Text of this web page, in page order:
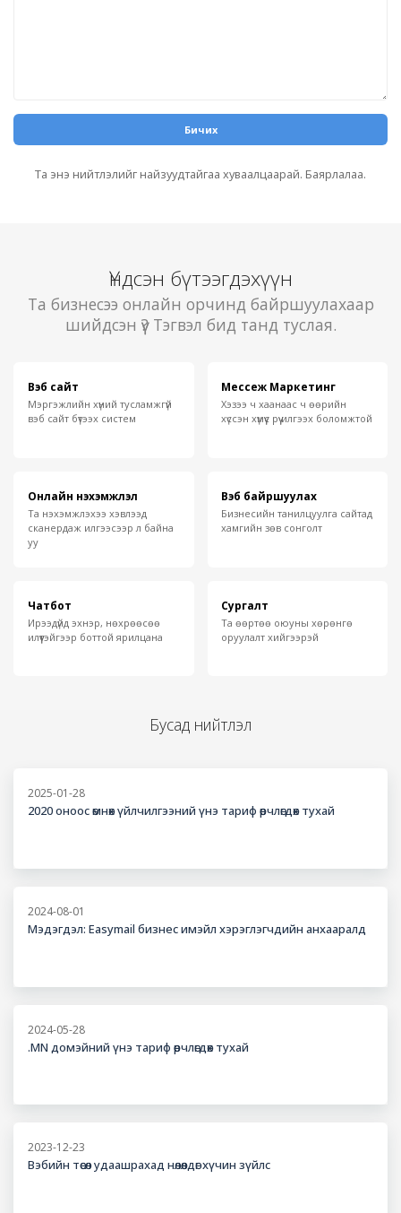
Бичих
Та энэ нийтлэлийг найзуудтайгаа хуваалцаарай. Баярлалаа.
Үндсэн бүтээгдэхүүн
Та бизнесээ онлайн орчинд байршуулахаар
шийдсэн үү? Тэгвэл бид танд туслая.
Вэб сайт
Мэргэжлийн хүний тусламжгүй
вэб сайт бүтээх систем
Мессеж Маркетинг
Хэзээ ч хаанаас ч өөрийн
хүссэн хүмүүс рүү илгээх боломжтой
Онлайн нэхэмжлэл
Та нэхэмжлэхээ хэвлээд
сканердаж илгээсээр л байна
уу
Вэб байршуулах
Бизнесийн танилцуулга сайтад
хамгийн зөв сонголт
Чатбот
Ирээдүйд эхнэр, нөхрөөсөө
илүүтэйгээр боттой ярилцана
Сургалт
Та өөртөө оюуны хөрөнгө
оруулалт хийгээрэй
Бусад нийтлэл
2025-01-28
2020 оноос өмнөх үйлчилгээний үнэ тариф өөрчлөгдөх тухай
2024-08-01
Мэдэгдэл: Easymail бизнес имэйл хэрэглэгчдийн анхааралд
2024-05-28
.MN домэйний үнэ тариф өөрчлөгдөх тухай
2023-12-23
Вэбийн төсөл удаашрахад нөлөөлдөг хүчин зүйлс